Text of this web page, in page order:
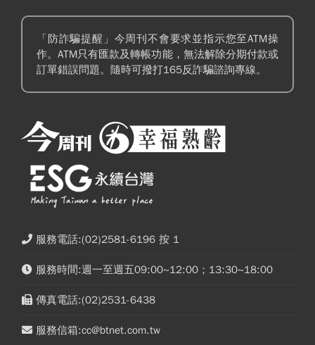
「防詐騙提醒」今周刊不會要求並指示您至ATM操
作。ATM只有匯款及轉帳功能，無法解除分期付款或
訂單錯誤問題。隨時可撥打165反詐騙諮詢專線。
服務電話:(02)2581-6196 按 1
服務時間:週一至週五09:00~12:00；13:30~18:00
傳真電話:(02)2531-6438
服務信箱:cc@btnet.com.tw